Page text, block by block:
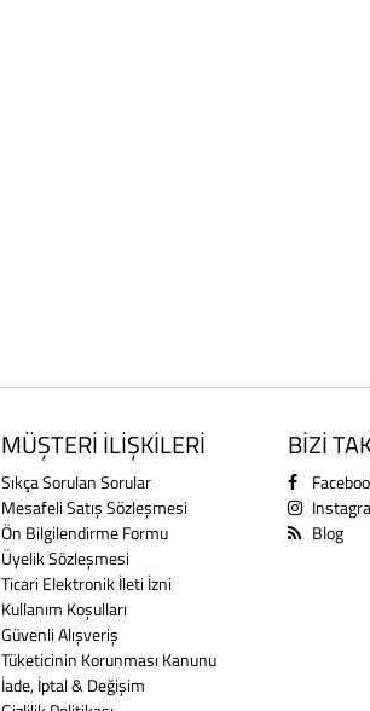
MÜŞTERİ İLİŞKİLERİ
Sıkça Sorulan Sorular
Mesafeli Satış Sözleşmesi
Ön Bilgilendirme Formu
Üyelik Sözleşmesi
Ticari Elektronik İleti İzni
Kullanım Koşulları
Güvenli Alışveriş
Tüketicinin Korunması Kanunu
İade, İptal & Değişim
BİZİ
Blog